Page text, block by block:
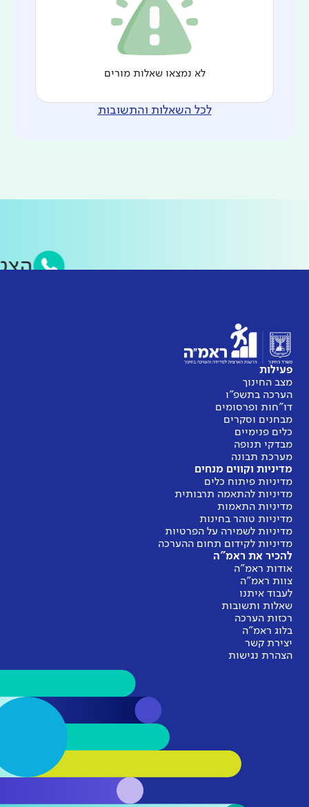
לא נמצאו שאלות מורים
לכל השאלות והתשובות
פעילות
מצב החינוך
הערכה בתשפ"ו
דו"חות ופרסומים
מבחנים וסקרים
כלים פנימיים
מבדקי תנופה
מערכת תבונה
מדיניות וקווים מנחים
מדיניות פיתוח כלים
מדיניות להתאמה תרבותית
מדיניות התאמות
מדיניות טוהר בחינות
מדיניות לשמירה על הפרטיות
מדיניות לקידום תחום ההערכה
להכיר את ראמ"ה
אודות ראמ"ה
צוות ראמ"ה
לעבוד איתנו
שאלות ותשובות
רכזות הערכה
בלוג ראמ"ה
יצירת קשר
הצהרת נגישות